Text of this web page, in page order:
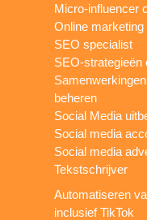
Micro-influencer
Online marketing
SEO specialist
SEO-strategieën
beheren
Social Media
Social media
Social media
Tekstschrijver
Automatiseren
inclusief TikTok